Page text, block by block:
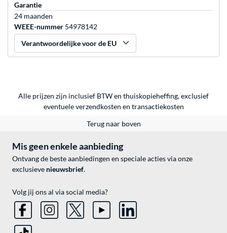
Garantie
24 maanden
WEEE-nummer 54978142
Verantwoordelijke voor de EU
Alle prijzen zijn inclusief BTW en thuiskopieheffing, exclusief
eventueleverzendkosten en transactiekosten
Terug naar boven
Mis geen enkele aanbieding
Ontvang de beste aanbiedingen en speciale acties via onze
exclusieve nieuwsbrief.
Volg jij ons al via social media?